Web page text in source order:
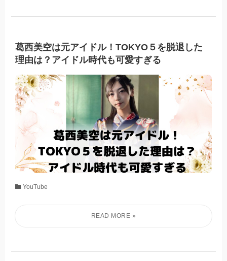
葛西美空は元アイドル！TOKYO５を脱退した
理由は？アイドル時代も可愛すぎる
YouTube